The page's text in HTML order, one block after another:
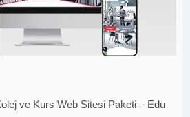
ve Kurs Web Sitesi Paketi – Edu